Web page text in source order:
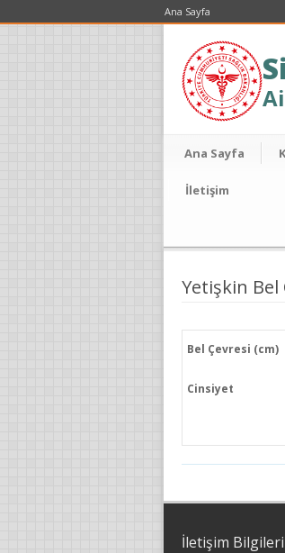
Ana Sayfa
Ana Sayfa
İletişim
Yetişkin Bel
Bel Çevresi (cm)
Cinsiyet
İletişim Bilgileri